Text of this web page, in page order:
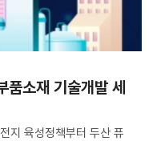
품소재 기술개발 세
지 육성정책부터 두산 퓨